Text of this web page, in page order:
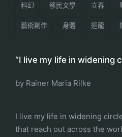
科幻 移民文學 立春
藝術創作 身體 迴龍
“I live my life in widening
by Rainer Maria Rilke
I live my life in widening
that reach out across the